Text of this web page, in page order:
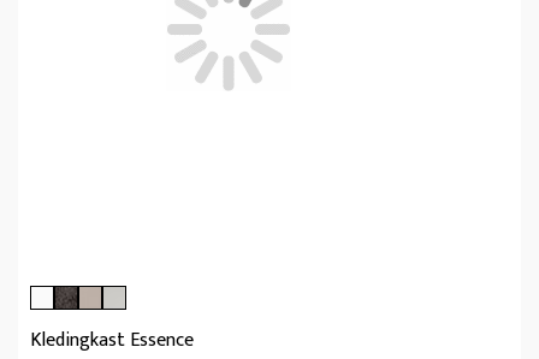
Kledingkast Essence